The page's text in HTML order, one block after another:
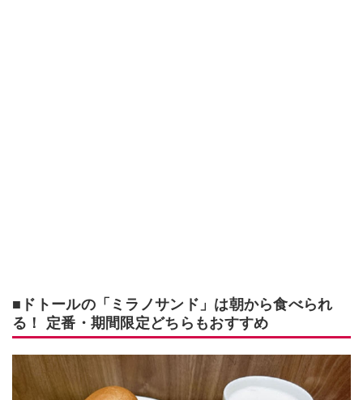
■ドトールの「ミラノサンド」は朝から食べられ
る！ 定番・期間限定どちらもおすすめ